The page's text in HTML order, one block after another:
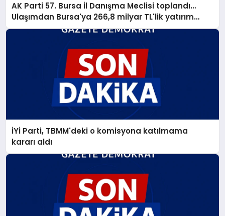
AK Parti 57. Bursa İl Danışma Meclisi toplandı…
Ulaşımdan Bursa'ya 266,8 milyar TL'lik yatırım
müjdesi
İYİ Parti, TBMM'deki o komisyona katılmama
kararı aldı